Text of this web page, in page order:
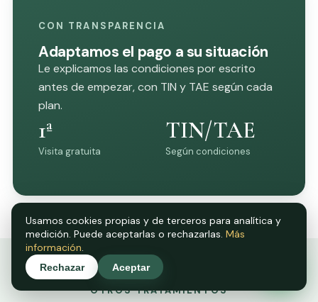
CON TRANSPARENCIA
Adaptamos el pago a su situación
Le explicamos las condiciones por escrito
antes de empezar, con TIN y TAE según cada
plan.
1ª
Visita gratuita
TIN/TAE
Según condiciones
OTROS TRATAMIENTOS
Usamos cookies propias y de terceros para analítica y
medición. Puede aceptarlas o rechazarlas. Más
información.
Rechazar Aceptar